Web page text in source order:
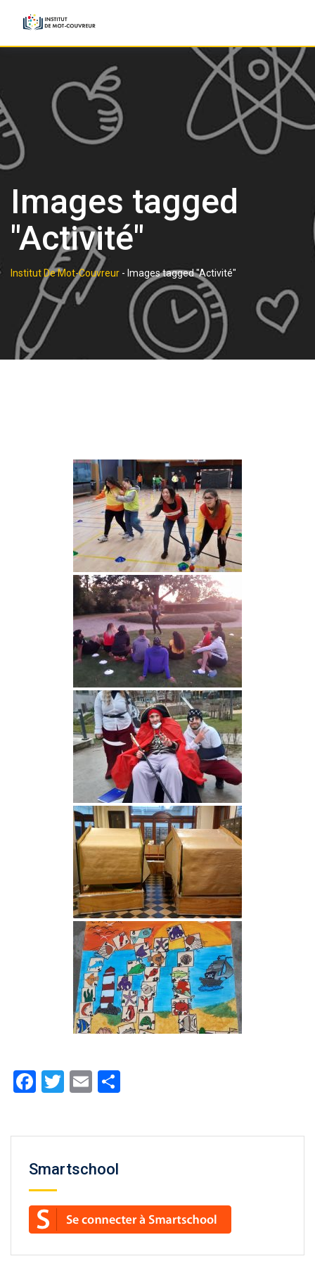
content
Images tagged
"Activité"
Institut De Mot-Couvreur - Images tagged "Activité"
Facebook
Twitter
Email
Smartschool